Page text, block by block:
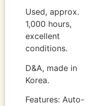
Used, approx.
1,000 hours,
excellent
conditions.
D&A, made in
Korea.
Features: Auto-